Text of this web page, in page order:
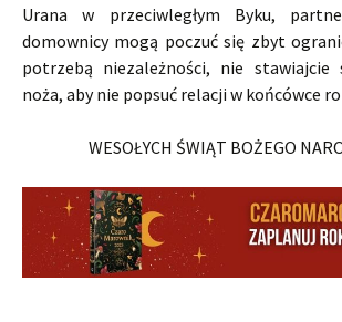
Urana w przeciwległym Byku,
domownicy mogą poczuć się zbyt
potrzebą niezależności, nie
noża, aby nie popsuć relacji w końcówce
WESOŁYCH ŚWIĄT BOŻEGO